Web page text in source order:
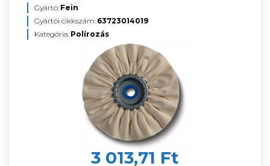
Gyártó: Fein
Gyártói cikkszám: 63723014019
Kategória: Polírozás
3 013,71 Ft